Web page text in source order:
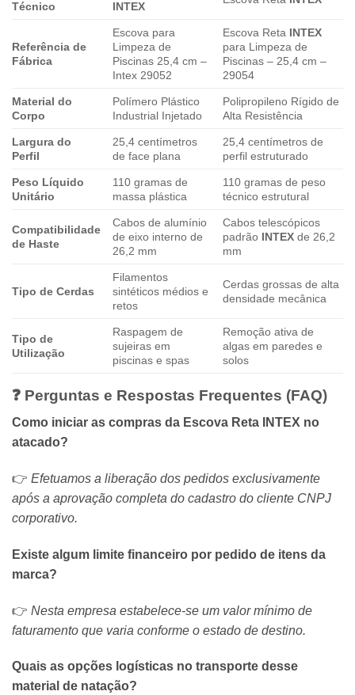
Técnico
INTEX
Referência de
Fábrica
Escova para
Limpeza de
Piscinas 25,4 cm –
Intex 29052
Escova Reta INTEX
para Limpeza de
Piscinas – 25,4 cm –
29054
Material do
Corpo
Polímero Plástico
Industrial Injetado
Polipropileno Rígido de
Alta Resistência
Largura do
Perfil
25,4 centímetros
de face plana
25,4 centímetros de
perfil estruturado
Peso Líquido
Unitário
110 gramas de
massa plástica
110 gramas de peso
técnico estrutural
Compatibilidade
de Haste
Cabos de alumínio
de eixo interno de
26,2 mm
Cabos telescópicos
padrão INTEX de 26,2
mm
Tipo de Cerdas
Filamentos
sintéticos médios e
retos
Cerdas grossas de alta
densidade mecânica
Tipo de
Utilização
Raspagem de
sujeiras em
piscinas e spas
Remoção ativa de
algas em paredes e
solos
❓ Perguntas e Respostas Frequentes (FAQ)
Como iniciar as compras da Escova Reta INTEX no
atacado?
👉 Efetuamos a liberação dos pedidos exclusivamente
após a aprovação completa do cadastro do cliente CNPJ
corporativo.
Existe algum limite financeiro por pedido de itens da
marca?
👉 Nesta empresa estabelece-se um valor mínimo de
faturamento que varia conforme o estado de destino.
Quais as opções logísticas no transporte desse
material de natação?